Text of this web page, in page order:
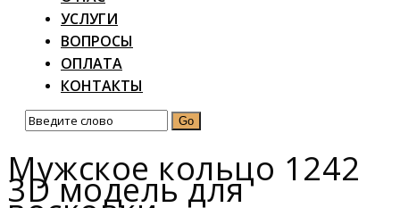
УСЛУГИ
ВОПРОСЫ
ОПЛАТА
КОНТАКТЫ
Мужское кольцо 1242
3D модель для